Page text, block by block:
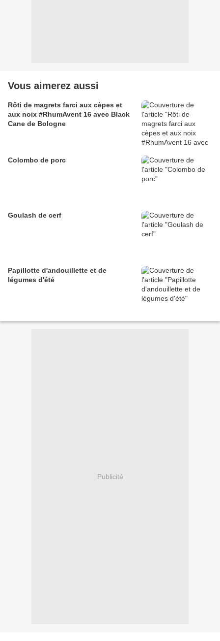
Vous aimerez aussi
Rôti de magrets farci aux cèpes et
aux noix #RhumAvent 16 avec Black
Cane de Bologne
Colombo de porc
Goulash de cerf
Papillotte d'andouillette et de
légumes d'été
Publicité